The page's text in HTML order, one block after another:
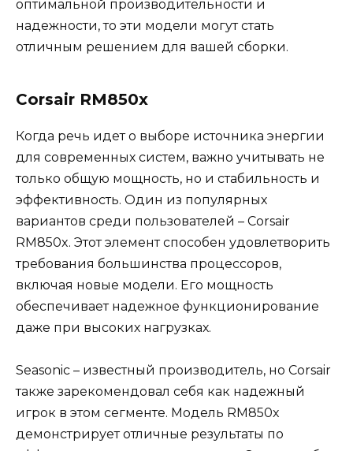
оптимальной производительности и
надежности, то эти модели могут стать
отличным решением для вашей сборки.
Corsair RM850x
Когда речь идет о выборе источника энергии
для современных систем, важно учитывать не
только общую мощность, но и стабильность и
эффективность. Один из популярных
вариантов среди пользователей – Corsair
RM850x. Этот элемент способен удовлетворить
требования большинства процессоров,
включая новые модели. Его мощность
обеспечивает надежное функционирование
даже при высоких нагрузках.
Seasonic – известный производитель, но Corsair
также зарекомендовал себя как надежный
игрок в этом сегменте. Модель RM850x
демонстрирует отличные результаты по